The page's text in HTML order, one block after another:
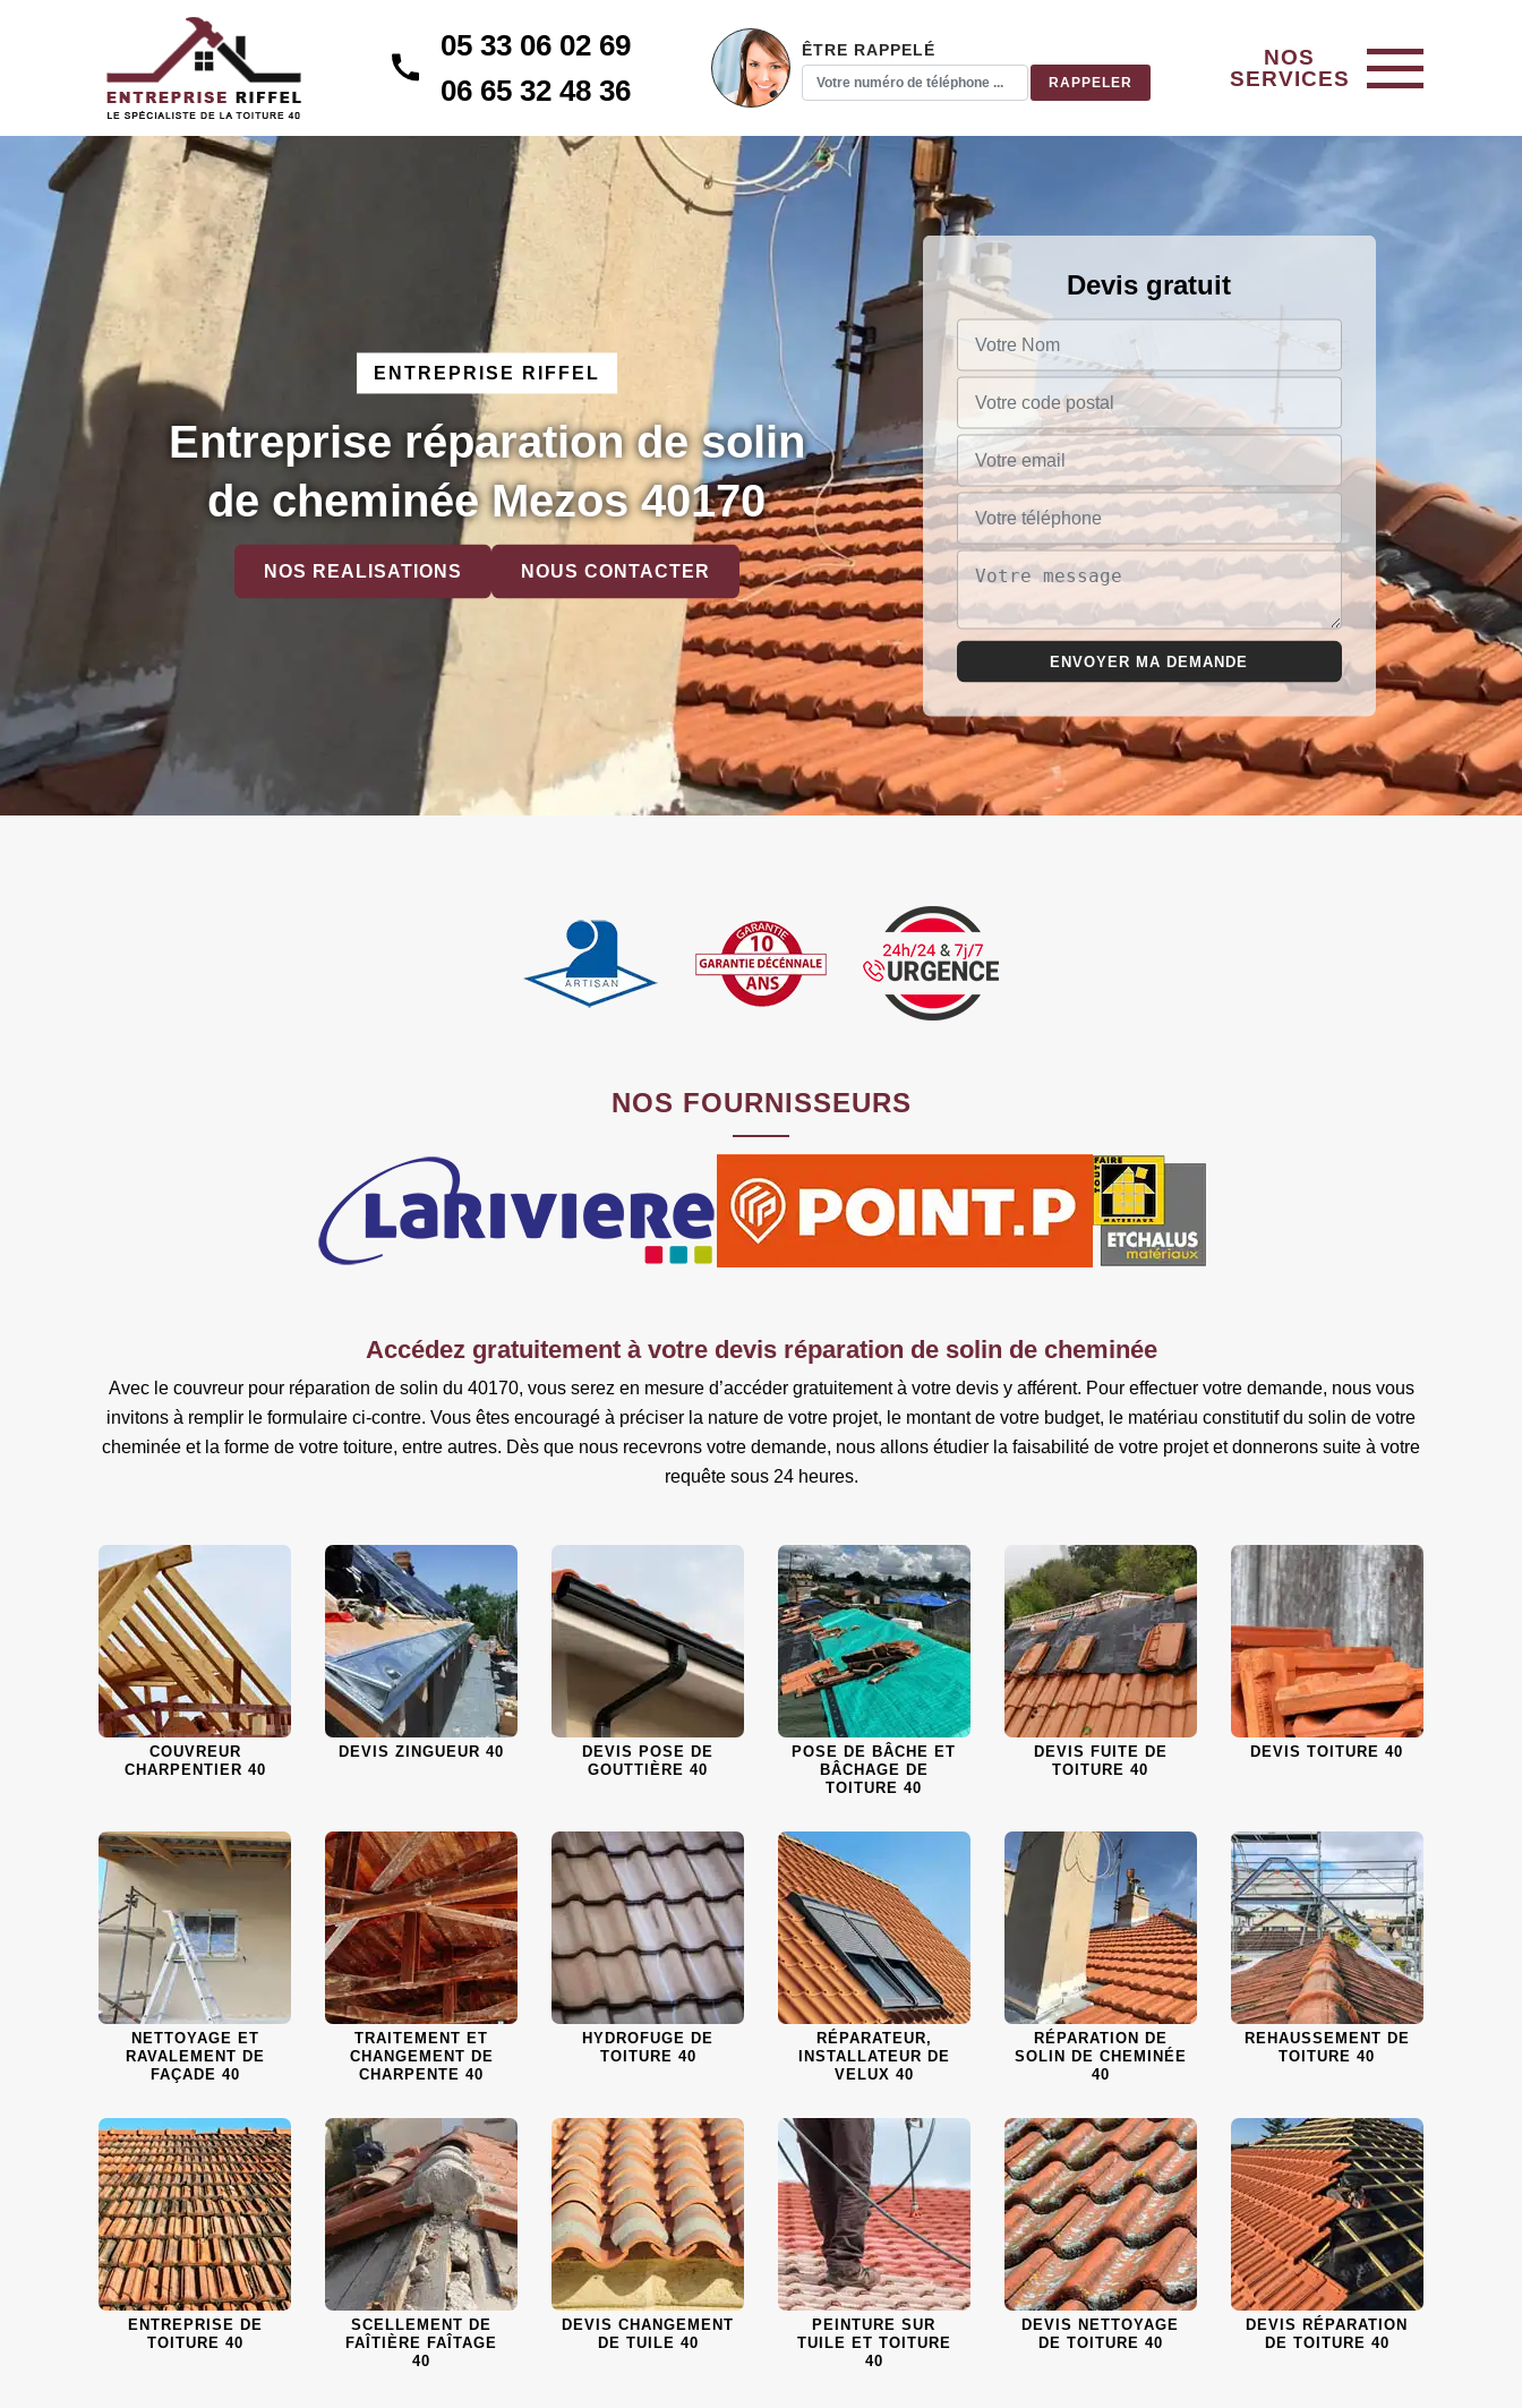
05 33 06 02 69
06 65 32 48 36
ÊTRE RAPPELÉ
NOS
SERVICES
ENTREPRISE RIFFEL
Entreprise réparation de solin
de cheminée Mezos 40170
NOS REALISATIONS NOUS CONTACTER
Devis gratuit
NOS FOURNISSEURS
Accédez gratuitement à votre devis réparation de solin de cheminée
Avec le couvreur pour réparation de solin du 40170, vous serez en mesure d’accéder gratuitement à votre devis y afférent. Pour effectuer votre demande, nous vous
invitons à remplir le formulaire ci-contre. Vous êtes encouragé à préciser la nature de votre projet, le montant de votre budget, le matériau constitutif du solin de votre
cheminée et la forme de votre toiture, entre autres. Dès que nous recevrons votre demande, nous allons étudier la faisabilité de votre projet et donnerons suite à votre
requête sous 24 heures.
COUVREUR
CHARPENTIER 40
DEVIS ZINGUEUR 40
DEVIS POSE DE
GOUTTIÈRE 40
POSE DE BÂCHE ET
BÂCHAGE DE
TOITURE 40
DEVIS FUITE DE
TOITURE 40
DEVIS TOITURE 40
NETTOYAGE ET
RAVALEMENT DE
FAÇADE 40
TRAITEMENT ET
CHANGEMENT DE
CHARPENTE 40
HYDROFUGE DE
TOITURE 40
RÉPARATEUR,
INSTALLATEUR DE
VELUX 40
RÉPARATION DE
SOLIN DE CHEMINÉE
40
REHAUSSEMENT DE
TOITURE 40
ENTREPRISE DE
TOITURE 40
SCELLEMENT DE
FAÎTIÈRE FAÎTAGE
40
DEVIS CHANGEMENT
DE TUILE 40
PEINTURE SUR
TUILE ET TOITURE
40
DEVIS NETTOYAGE
DE TOITURE 40
DEVIS RÉPARATION
DE TOITURE 40